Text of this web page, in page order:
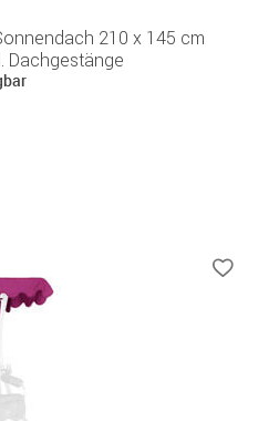
210 x 145 cm
Dachgestänge